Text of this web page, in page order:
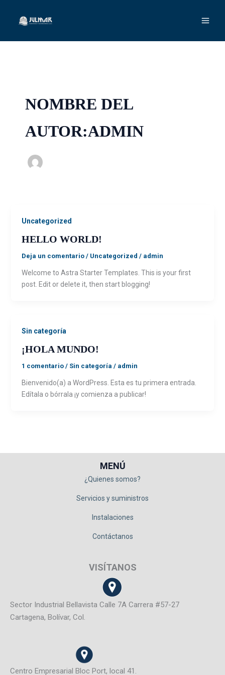
contenido
NOMBRE DEL
AUTOR:ADMIN
Uncategorized
HELLO WORLD!
Deja un comentario / Uncategorized / admin
Welcome to Astra Starter Templates. This is your first
post. Edit or delete it, then start blogging!
Sin categoría
¡HOLA MUNDO!
1 comentario / Sin categoría / admin
Bienvenido(a) a WordPress. Esta es tu primera entrada.
Edítala o bórrala ¡y comienza a publicar!
MENÚ
¿Quienes somos?
Servicios y suministros
Instalaciones
Contáctanos
VISÍTANOS
Sector Industrial Bellavista Calle 7A Carrera #57-27
Cartagena, Bolívar, Col.
Centro Empresarial Bloc Port, local 41.